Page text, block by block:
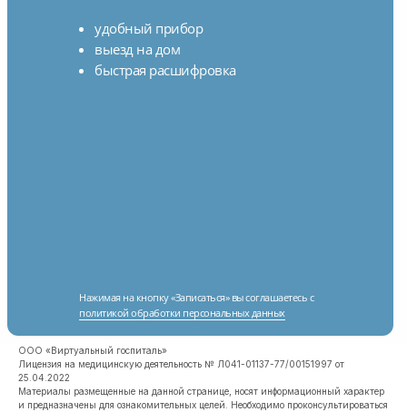
удобный прибор
выезд на дом
быстрая расшифровка
Нажимая на кнопку «Записаться» вы соглашаетесь с
политикой обработки персональных данных
ООО «Виртуальный госпиталь»
Лицензия на медицинскую деятельность № Л041-01137-77/00151997 от
25.04.2022
Материалы размещенные на данной странице, носят информационный характер
и предназначены для ознакомительных целей. Необходимо проконсультироваться